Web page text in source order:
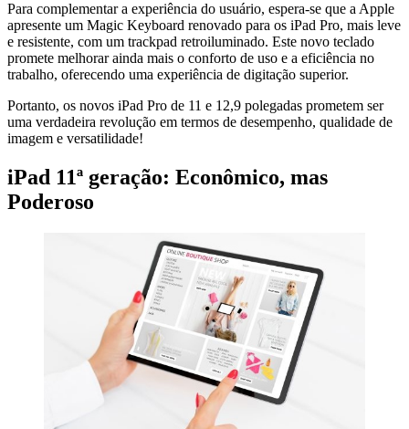
Para complementar a experiência do usuário, espera-se que a Apple
apresente um Magic Keyboard renovado para os iPad Pro, mais leve
e resistente, com um trackpad retroiluminado. Este novo teclado
promete melhorar ainda mais o conforto de uso e a eficiência no
trabalho, oferecendo uma experiência de digitação superior.
Portanto, os novos iPad Pro de 11 e 12,9 polegadas prometem ser
uma verdadeira revolução em termos de desempenho, qualidade de
imagem e versatilidade!
iPad 11ª geração: Econômico, mas
Poderoso